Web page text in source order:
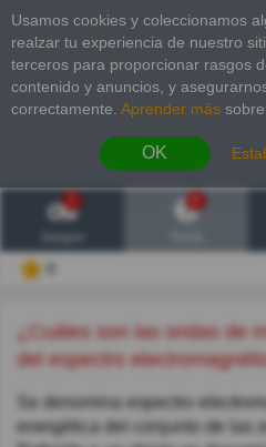
Usamos cookies y coleccionamos
realzar tu experiencia de nuestro
terceros para proporcionar rasgos
contenido y anuncios, y
correctamente. Aprender más
OK
2
¿Cuáles son las ondas de mayor longitud de onda
del espectro
Se denomina espectro
energética del conjunto de las